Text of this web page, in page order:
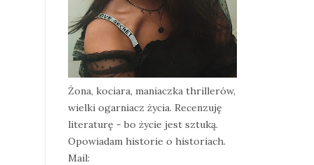
Żona, kociara, maniaczka thrillerów,
wielki ogarniacz życia. Recenzuję
literaturę - bo życie jest sztuką.
Opowiadam historie o historiach.
Mail: